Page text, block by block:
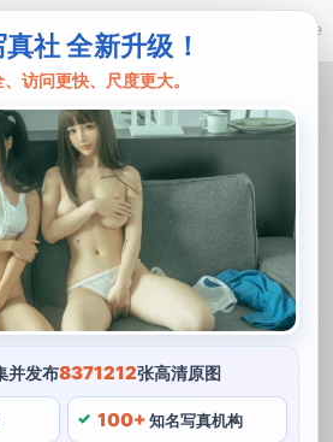
社 全新升级！
访问更快、尺度更大。
并发布8371212张高清原图
100+知名写真机构
备案 XXX 号 | Themeckvearm by ttcrivpe